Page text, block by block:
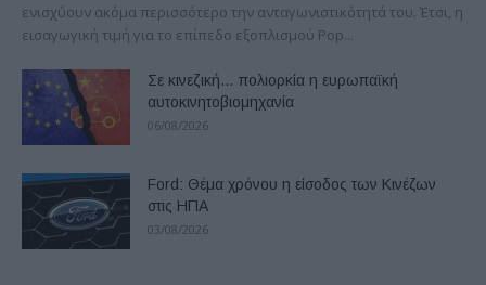
ενισχύουν ακόμα περισσότερο την ανταγωνιστικότητά του. Έτσι, η
εισαγωγική τιμή για το επίπεδο εξοπλισμού Pop...
Σε κινεζική… πολιορκία η ευρωπαϊκή
αυτοκινητοβιομηχανία
06/08/2026
Ford: Θέμα χρόνου η είσοδος των Κινέζων
στις ΗΠΑ
03/08/2026